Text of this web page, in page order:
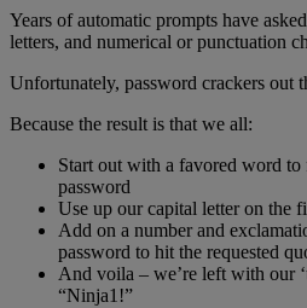
Years of automatic prompts have
letters, and numerical or punctuation
Unfortunately, password crackers out
Because the result is that we all:
Start out with a favored word
password
Use up our capital letter on the
Add on a number and
password to hit the requested
And voila – we’re left with our
“Ninja1!”